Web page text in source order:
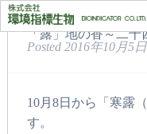
「露」地の香～二十
Posted 2016年10月5日
10月8日から「寒露
す。